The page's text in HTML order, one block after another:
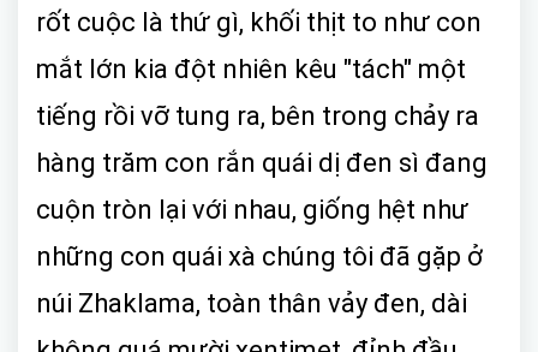
rốt cuộc là thứ gì, khối thịt to như con
mắt lớn kia đột nhiên kêu "tách" một
tiếng rồi vỡ tung ra, bên trong chảy ra
hàng trăm con rắn quái dị đen sì đang
cuộn tròn lại với nhau, giống hệt như
những con quái xà chúng tôi đã gặp ở
núi Zhaklama, toàn thân vảy đen, dài